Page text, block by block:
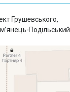
Грушевського,
Подільський